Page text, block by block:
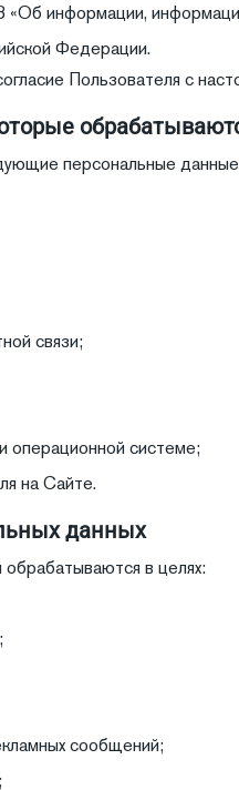
информации,
Федерации.
Пользователя с
персональные
связи;
операционной системе;
на Сайте.
данных
в целях:
сообщений;